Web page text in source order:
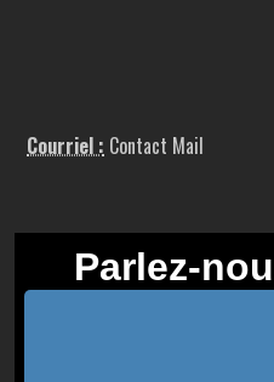
Courriel : Contact Mail